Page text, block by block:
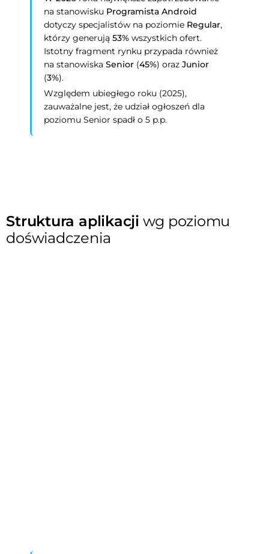
na stanowisku Programista Android
dotyczy specjalistów na poziomie Regular,
którzy generują53% wszystkich ofert.
Istotny fragment rynku przypada również
na stanowiskaSenior (45%) orazJunior
(3%).
Względem ubiegłego roku (2025),
zauważalne jest, że udział ogłoszeń dla
poziomu Senior spadł o 5 p.p.
Struktura aplikacji wg poziomu
doświadczenia